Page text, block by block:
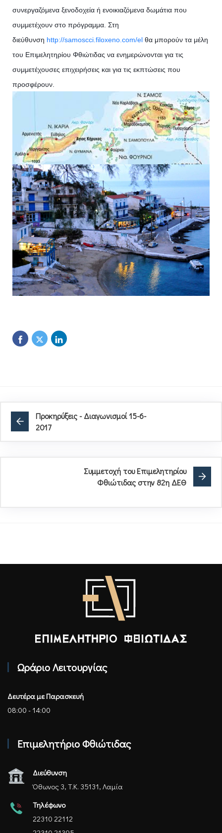
συνεργαζόμενα ξενοδοχεία ή ενοικιαζόμενα δωμάτια που
συμμετέχουν στο πρόγραμμα. Στη
διεύθυνση http://samoscci.filoxeno.com/el θα μπορούν τα μέλη
του Επιμελητηρίου Φθιώτιδας να ενημερώνονται για τις
συμμετέχουσες επιχειρήσεις και για τις εκπτώσεις που
προσφέρουν.
Προκηρύξεις - Διαγωνισμοί 15-6-
2017
Συμμετοχή του Επιμελητηρίου
Φθιώτιδας στην 82η ΔΕΘ
Ωράριο Λειτουργίας
Δευτέρα με Παρασκευή
08:00 - 14:00
Επιμελητήριο Φθιώτιδας
Διεύθυνση
Όθωνος 3, Τ.Κ. 35131, Λαμία
Τηλέφωνο
22310 22112